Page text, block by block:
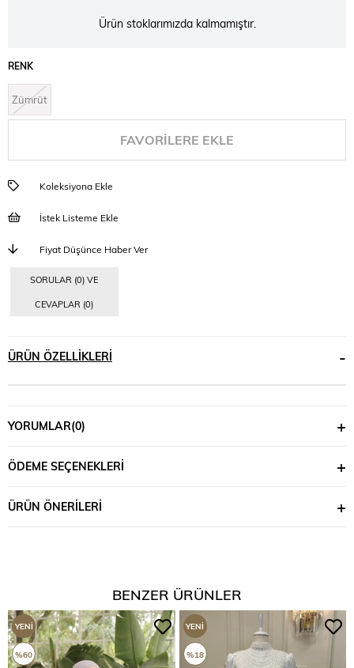
Ürün stoklarımızda kalmamıştır.
RENK
Zümrüt
FAVORILERE EKLE
Koleksiyona Ekle
İstek Listeme Ekle
Fiyat Düşünce Haber Ver
SORULAR (0) VE
CEVAPLAR (0)
ÜRÜN ÖZELLIKLERI
YORUMLAR(0)
ÖDEME SEÇENEKLERI
ÜRÜN ÖNERILERI
BENZER ÜRÜNLER
YENI
ÜRÜN
%60
YENI
ÜRÜN
%18